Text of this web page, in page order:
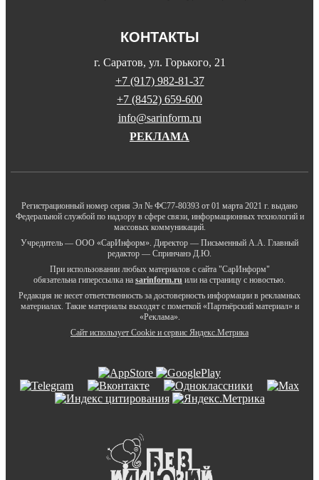
КОНТАКТЫ
г. Саратов, ул. Горького, 21
+7 (917) 982-81-37
+7 (8452) 659-600
info@sarinform.ru
РЕКЛАМА
Регистрационный номер серия Эл № ФС77-80393 от 01 марта 2021 г. выдано
Федеральной службой по надзору в сфере связи, информационных технологий и
массовых коммуникаций.
Учредитель — ООО «СарИнформ». Директор — Письменный А.А. Главный
редактор — Спринчанэ Д.Ю.
При использовании любых материалов с сайта "СарИнформ"
обязательна гиперссылка на sarinform.ru или на страницу с новостью.
Редакция не несет ответственность за достоверность информации в рекламных
материалах. Такие материалы выходят с пометкой «Партнёрский материал» и
«Реклама».
Сайт использует Cookie и сервиc Яндекс.Метрика